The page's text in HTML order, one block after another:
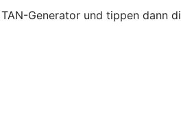
Generator und tippen dann